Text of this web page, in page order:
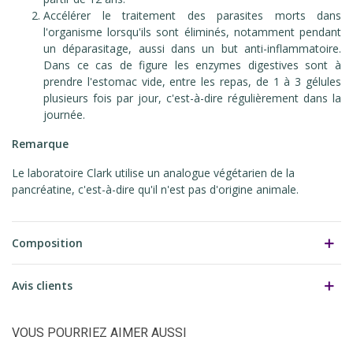
Accélérer le traitement des parasites morts dans
l'organisme lorsqu'ils sont éliminés, notamment pendant
un déparasitage, aussi dans un but anti-inflammatoire.
Dans ce cas de figure les enzymes digestives sont à
prendre l'estomac vide, entre les repas, de 1 à 3 gélules
plusieurs fois par jour, c'est-à-dire régulièrement dans la
journée.
Remarque
Le laboratoire Clark utilise un analogue végétarien de la
pancréatine, c'est-à-dire qu'il n'est pas d'origine animale.
Composition
Avis clients
VOUS POURRIEZ AIMER AUSSI